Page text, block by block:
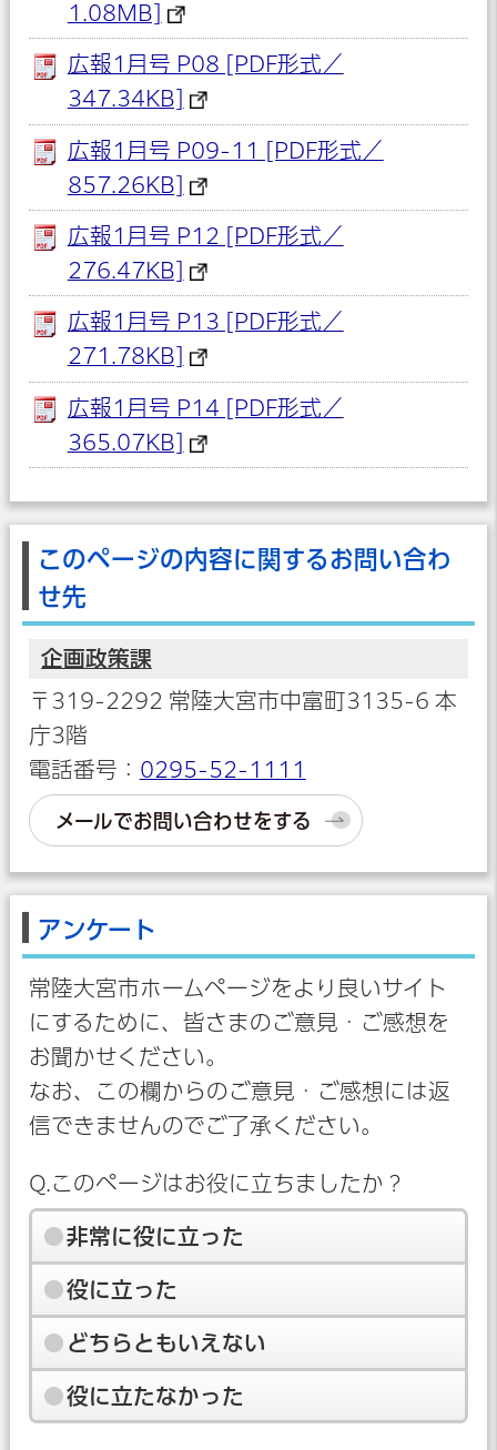
1.08MB]
広報1月号 P08 [PDF形式／
347.34KB]
広報1月号 P09-11 [PDF形式／
857.26KB]
広報1月号 P12 [PDF形式／
276.47KB]
広報1月号 P13 [PDF形式／
271.78KB]
広報1月号 P14 [PDF形式／
365.07KB]
このページの内容に関するお問い合わ
せ先
企画政策課
〒319-2292 常陸大宮市中富町3135-6 本
庁3階
電話番号： 0295-52-1111
メールでお問い合わせをする
アンケート
常陸大宮市ホームページをより良いサイト
にするために、皆さまのご意見・ご感想を
お聞かせください。
なお、この欄からのご意見・ご感想には返
信できませんのでご了承ください。
Q.このページはお役に立ちましたか？
非常に役に立った
役に立った
どちらともいえない
役に立たなかった